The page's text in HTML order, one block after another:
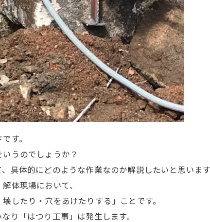
す。
うのでしょうか？
具体的にどのような作業なのか解説したいと思います
体現場において、
したり・穴をあけたりする」ことです。
り「はつり工事」は発生します。